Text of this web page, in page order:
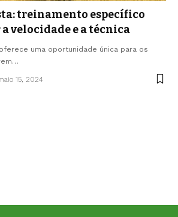
treinamento específico
velocidade e a técnica
uma oportunidade única para os
15, 2024